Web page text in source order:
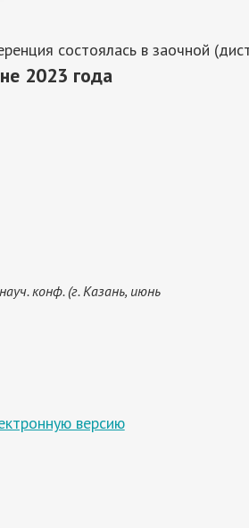
состоялась в заочной
2023 года
конф. (г. Казань, июнь
версию